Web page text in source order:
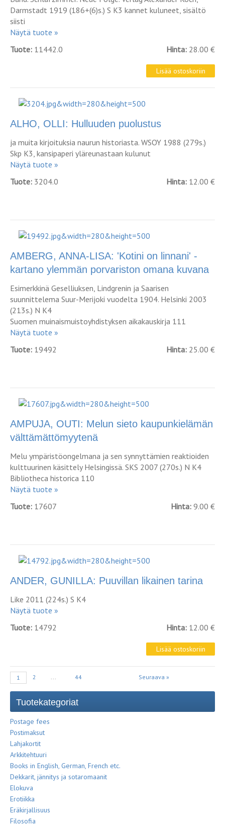
Darmstadt 1919 (186+(6)s.) S K3 kannet kuluneet, sisältö
siisti
Näytä tuote »
Tuote: 11442.0 Hinta: 28.00 €
ALHO, OLLI: Hulluuden puolustus
ja muita kirjoituksia naurun historiasta. WSOY 1988 (279s.)
Skp K3, kansipaperi yläreunastaan kulunut
Näytä tuote »
Tuote: 3204.0 Hinta: 12.00 €
AMBERG, ANNA-LISA: 'Kotini on linnani' -
kartano ylemmän porvariston omana kuvana
Esimerkkinä Geselliuksen, Lindgrenin ja Saarisen
suunnittelema Suur-Merijoki vuodelta 1904. Helsinki 2003
(213s.) N K4
Suomen muinaismuistoyhdistyksen aikakauskirja 111
Näytä tuote »
Tuote: 19492 Hinta: 25.00 €
AMPUJA, OUTI: Melun sieto kaupunkielämän
välttämättömyytenä
Melu ympäristöongelmana ja sen synnyttämien reaktioiden
kulttuurinen käsittely Helsingissä. SKS 2007 (270s.) N K4
Bibliotheca historica 110
Näytä tuote »
Tuote: 17607 Hinta: 9.00 €
ANDER, GUNILLA: Puuvillan likainen tarina
Like 2011 (224s.) S K4
Näytä tuote »
Tuote: 14792 Hinta: 12.00 €
1 2 ... 44 Seuraava »
Tuotekategoriat
Postage fees
Postimaksut
Lahjakortit
Arkkitehtuuri
Books in English, German, French etc.
Dekkarit, jännitys ja sotaromaanit
Elokuva
Erotiikka
Eräkirjallisuus
Filosofia